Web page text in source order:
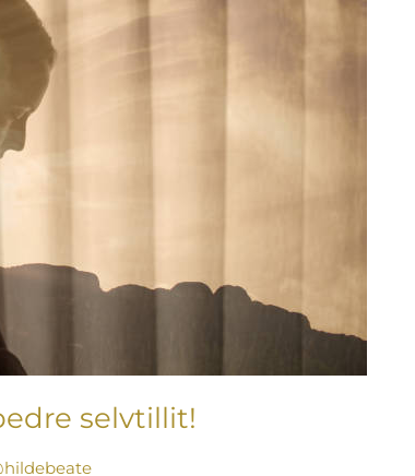
selvtillit!